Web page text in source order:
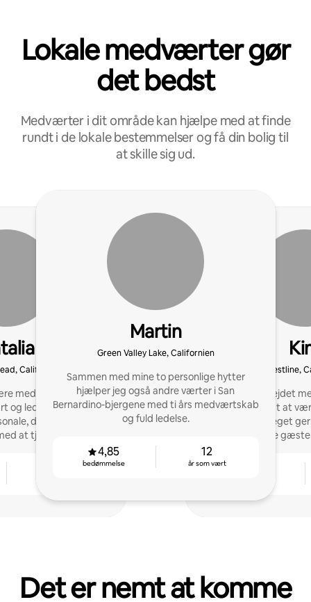
Lokale medværter gør
det bedst
Medværter i dit område kan hjælpe med at finde
rundt i de lokale bestemmelser og få din bolig til
at skille sig ud.
Californien
medvært for fire år
og leder et team af
der er klar til at
at tjene, mens de
Martin
Green Valley Lake, Californien
Sammen med mine to personlige hytter
hjælper jeg også andre værter i San
Bernardino-bjergene med ti års medværtskab
og fuld ledelse.
4,85
bedømmelse
12
år som vært
Crestline,
Jeg har samarbejdet
for nylig begyndt at
tre år. Jeg vil meget
overgå dine
Det er nemt at komme